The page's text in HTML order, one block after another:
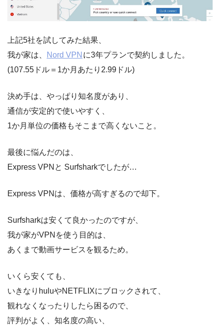
上記5社を試してみた結果、
我が家は、
Nord VPN に3年プランで契約しました。
(107.55ドル＝1か月あたり2.99ドル)
決め手は、やっぱり知名度があり、
通信が安定的で使いやすく、
1か月単位の価格もそこまで高くないこと。
最後に悩んだのは、
Express VPNと Surfsharkでしたが…
Express VPNは、価格が高すぎるので却下。
Surfsharkは安くて良かったのですが、
我が家がVPNを使う目的は、
あくまで動画サービスを観るため。
いくら安くても、
いきなりhuluやNETFLIXにブロックされて、
観れなくなったりしたら困るので、
評判がよく、知名度の高い、